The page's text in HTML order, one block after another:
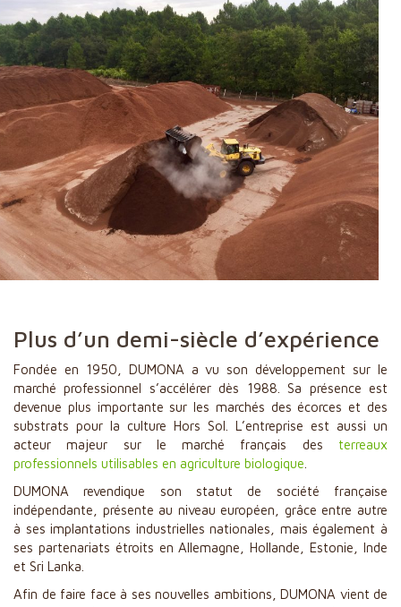
Qualité, Engagement et R&D
Actualités
Partenaires
Contact
Plus d’un demi-siècle d’expérience
Fondée en 1950, DUMONA a vu son développement sur le
marché professionnel s’accélérer dès 1988. Sa présence est
devenue plus importante sur les marchés des écorces et des
substrats pour la culture Hors Sol. L’entreprise est aussi un
acteur majeur sur le marché français des terreaux
professionnels utilisables en agriculture biologique
DUMONA revendique son statut de société française
indépendante, présente au niveau européen, grâce entre autre
à ses implantations industrielles nationales, mais également à
ses partenariats étroits en Allemagne, Hollande, Estonie, Inde
et Sri Lanka.
Afin de faire face à ses nouvelles ambitions, DUMONA vient de